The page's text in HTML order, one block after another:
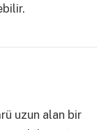
uzun alan bir